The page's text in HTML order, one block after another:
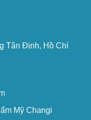
Tân Định, Hồ Chí
Mỹ Changi